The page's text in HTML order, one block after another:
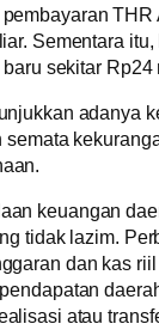
THR
Sementara
sekitar Rp24
adanya
semata
keuangan
tidak lazim.
dan kas
atau